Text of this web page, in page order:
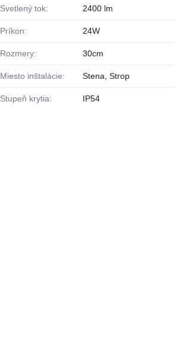
Svetlený tok: 2400 lm
Príkon: 24W
Rozmery: 30cm
Miesto inštalácie: Stena, Strop
Stupeň krytia: IP54